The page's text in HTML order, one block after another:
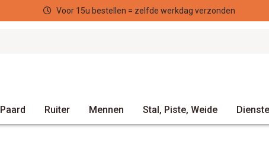
Voor 15u bestellen = zelfde werkdag verzonden
Paard Ruiter Mennen Stal, Piste, Weide